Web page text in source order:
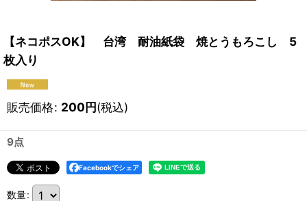
【ネコポスOK】 台湾 耐油紙袋 焼とうもろこし 5
枚入り
販売価格: 200円(税込)
9点
Facebookでシェア
数量: